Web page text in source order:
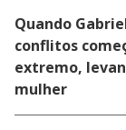
Quando
conflitos
extremo,
mulher